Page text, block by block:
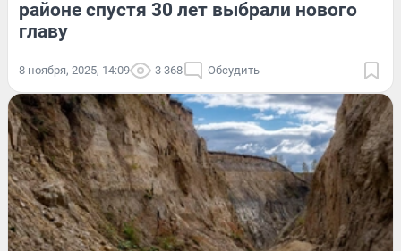
районе спустя 30 лет выбрали нового
главу
8 ноября, 2025, 14:09 3 368 Обсудить